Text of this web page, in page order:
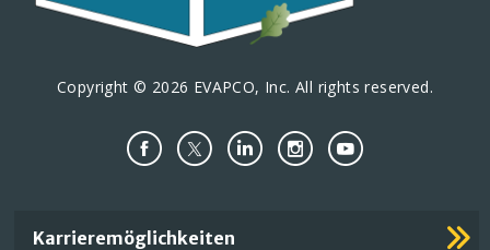
Copyright © 2026 EVAPCO, Inc. All rights reserved.
Important
Karrieremöglichkeiten